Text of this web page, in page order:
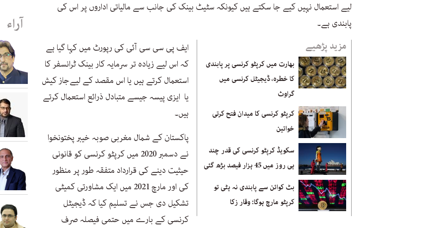
لیے استعمال نہیں کیے جا سکتے ہیں کیونکہ سٹیٹ بینک کی جانب سے مالیاتی اداروں پر اس کی
پابندی ہے۔
مزید پڑھیے
بھارت میں کرپٹو کرنسی پر پابندی
کا خطرہ، ڈیجیٹل کرنسی میں
گراوٹ
کرپٹو کرنسی کا میدان فتح کرتی
خواتین
سکویڈ کرپٹو کرنسی کی قدر چند
ہی روز میں 45 ہزار فیصد بڑھ گئی
بٹ کوائن سے پابندی نہ ہٹی تو
کرپٹو مارچ ہوگا: وقار زکا
ایف پی سی سی آئی کی رپورٹ میں کہا گیا ہے
کہ اس لیے زیادہ تر سرمایہ کار بینک ٹرانسفر کا
استعمال کرتے ہیں یا اس مقصد کے لیےجاز کیش
یا ایزی پیسہ جیسے متبادل ذرائع استعمال کرتے
ہیں۔
پاکستان کے شمال مغربی صوبہ خیبر پختونخوا
نے دسمبر 2020 میں کرپٹو کرنسی کو قانونی
حیثیت دینے کی قرارداد متفقہ طور پر منظور
کی اور مارچ 2021 میں ایک مشاورتی کمیٹی
تشکیل دی جس نے تسلیم کیا کہ ڈیجیٹل
کرنسی کے بارے میں حتمی فیصلہ صرف
آراء